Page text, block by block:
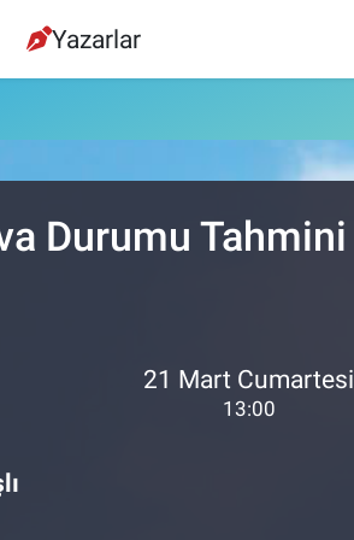
Yazarlar
Durumu Tahmini
21 Mart Cumartesi
13:00